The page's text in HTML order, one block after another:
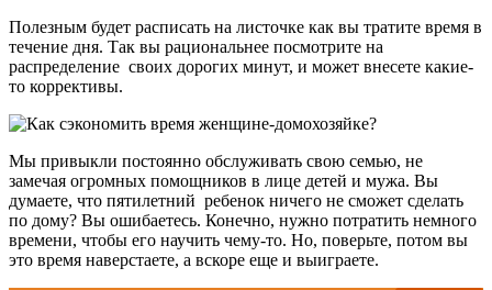
Полезным будет расписать на листочке как вы тратите время в
течение дня. Так вы рациональнее посмотрите на
распределение своих дорогих минут, и может внесете какие-
то коррективы.
Мы привыкли постоянно обслуживать свою семью, не
замечая огромных помощников в лице детей и мужа. Вы
думаете, что пятилетний ребенок ничего не сможет сделать
по дому? Вы ошибаетесь. Конечно, нужно потратить немного
времени, чтобы его научить чему-то. Но, поверьте, потом вы
это время наверстаете, а вскоре еще и выиграете.